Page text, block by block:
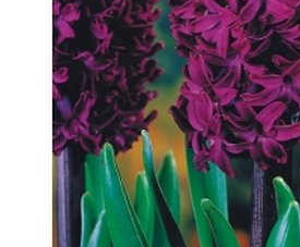
Газонные травы, сидераты
Горшки, рассадники, аксессуары
Посадочный материал
Садовый инструмент, инвентарь
Консервирование
Средства защиты, удобрения,
Обустройство сада, декор